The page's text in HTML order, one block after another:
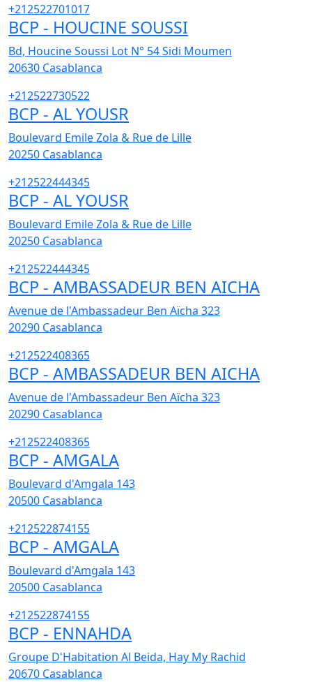
+212522701017
BCP - HOUCINE SOUSSI
Bd, Houcine Soussi Lot N° 54 Sidi Moumen
20630 Casablanca
+212522730522
BCP - AL YOUSR
Boulevard Emile Zola & Rue de Lille
20250 Casablanca
+212522444345
BCP - AL YOUSR
Boulevard Emile Zola & Rue de Lille
20250 Casablanca
+212522444345
BCP - AMBASSADEUR BEN AICHA
Avenue de l'Ambassadeur Ben Aïcha 323
20290 Casablanca
+212522408365
BCP - AMBASSADEUR BEN AICHA
Avenue de l'Ambassadeur Ben Aïcha 323
20290 Casablanca
+212522408365
BCP - AMGALA
Boulevard d'Amgala 143
20500 Casablanca
+212522874155
BCP - AMGALA
Boulevard d'Amgala 143
20500 Casablanca
+212522874155
BCP - ENNAHDA
Groupe D'Habitation Al Beida, Hay My Rachid
20670 Casablanca